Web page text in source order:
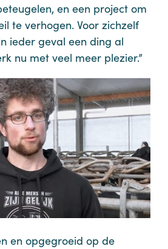
en een project om
te verhogen. Voor zichzelf
ieder geval een ding al
nu met veel meer plezier.”
en opgegroeid op de